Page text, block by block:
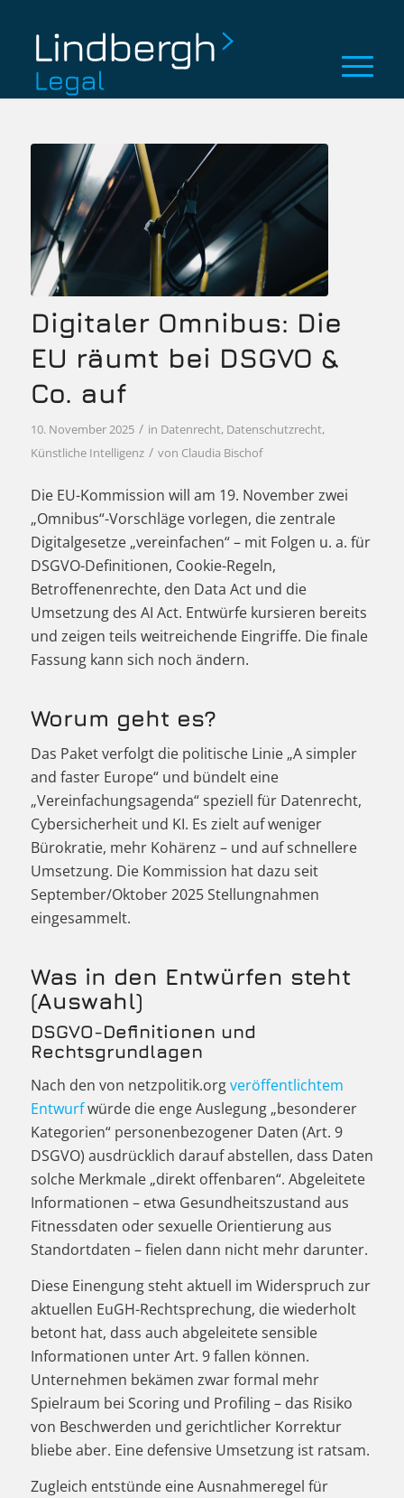
Digitaler Omnibus: Die
EU räumt bei DSGVO &
Co. auf
10. November 2025 / in Datenrecht, Datenschutzrecht,
Künstliche Intelligenz / von Claudia Bischof
Die EU-Kommission will am 19. November zwei
„Omnibus“-Vorschläge vorlegen, die zentrale
Digitalgesetze „vereinfachen“ – mit Folgen u. a. für
DSGVO-Definitionen, Cookie-Regeln,
Betroffenenrechte, den Data Act und die
Umsetzung des AI Act. Entwürfe kursieren bereits
und zeigen teils weitreichende Eingriffe. Die finale
Fassung kann sich noch ändern.
Worum geht es?
Das Paket verfolgt die politische Linie „A simpler
and faster Europe“ und bündelt eine
„Vereinfachungsagenda“ speziell für Datenrecht,
Cybersicherheit und KI. Es zielt auf weniger
Bürokratie, mehr Kohärenz – und auf schnellere
Umsetzung. Die Kommission hat dazu seit
September/Oktober 2025 Stellungnahmen
eingesammelt.
Was in den Entwürfen steht
(Auswahl)
DSGVO-Definitionen und
Rechtsgrundlagen
Nach den von netzpolitik.orgveröffentlichtem
Entwurfwürde die enge Auslegung „besonderer
Kategorien“ personenbezogener Daten (Art. 9
DSGVO) ausdrücklich darauf abstellen, dass Daten
solche Merkmale „direkt offenbaren“. Abgeleitete
Informationen – etwa Gesundheitszustand aus
Fitnessdaten oder sexuelle Orientierung aus
Standortdaten – fielen dann nicht mehr darunter.
Diese Einengung steht aktuell im Widerspruch zur
aktuellen EuGH-Rechtsprechung, die wiederholt
betont hat, dass auch abgeleitete sensible
Informationen unter Art. 9 fallen können.
Unternehmen bekämen zwar formal mehr
Spielraum bei Scoring und Profiling – das Risiko
von Beschwerden und gerichtlicher Korrektur
bliebe aber. Eine defensive Umsetzung ist ratsam.
Zugleich entstünde eine Ausnahmeregel für